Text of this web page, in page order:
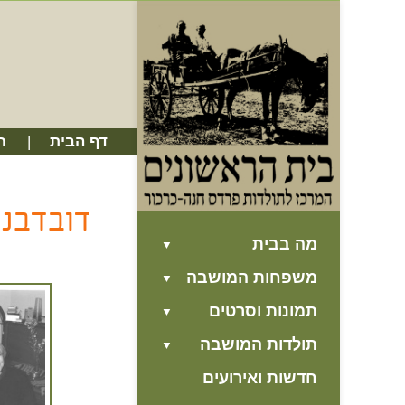
דף הבית
מה בבית
משפחות המושבה
תמונות וסרטים
תולדות המושבה
חדשות ואירועים